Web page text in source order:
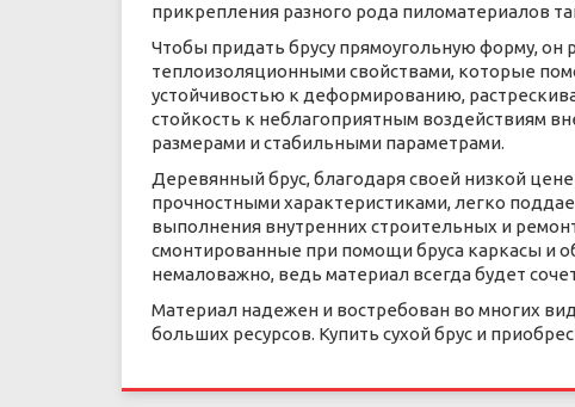
прикрепления разного рода пиломатериалов
Чтобы придать брусу прямоугольную форму, он
теплоизоляционными свойствами, которые
устойчивостью к деформированию,
стойкость к неблагоприятным воздействиям
размерами и стабильными параметрами.
Деревянный брус, благодаря своей низкой
прочностными характеристиками, легко
выполнения внутренних строительных и
смонтированные при помощи бруса каркасы и
немаловажно, ведь материал всегда будет
Материал надежен и востребован во многих
больших ресурсов. Купить сухой брус и